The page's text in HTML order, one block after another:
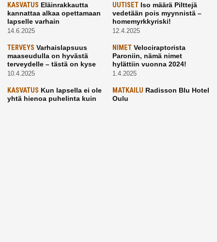
KASVATUS Eläinrakkautta
kannattaa alkaa opettamaan
lapselle varhain
14.6.2025
UUTISETIso määrä Pilttejä
vedetään pois myynnistä –
homemyrkkyriski!
12.4.2025
TERVEYS Varhaislapsuus
maaseudulla on hyvästä
terveydelle – tästä on kyse
10.4.2025
NIMETVelociraptorista
Paroniin, nämä nimet
hylättiin vuonna 2024!
1.4.2025
KASVATUS Kun lapsella ei ole
yhtä hienoa puhelinta kuin
MATKAILU Radisson Blu Hotel
Oulu